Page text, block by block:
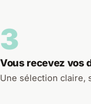
3
Vous recevez vos
Une sélection claire,